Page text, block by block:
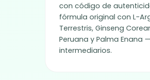
con código de
fórmula original con L-
Terrestris, Ginseng
Peruana y Palma Enana
intermediarios.